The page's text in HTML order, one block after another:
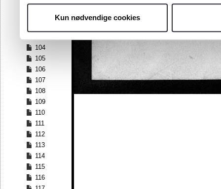
Kun nødvendige cookies
100
104
105
106
107
108
109
110
111
112
113
114
115
116